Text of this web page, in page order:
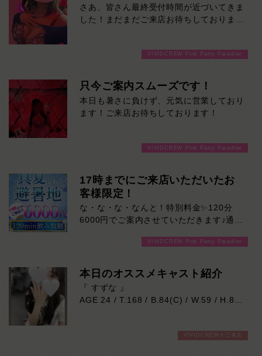
さあ、皆さん最終受付時間が近づいてきま
した！まだまだご来店お待ちしておりま
VIVIDCREW Pink Party Paradise
只今ご案内スムーズです！
本日も暑さに負けず、元気に営業しており
ます！ご来店お待ちしております！
VIVIDCREW Pink Party Paradise
17時までにご来店いただいたお
客様限定！
な・な・な・なんと！特別料金✨120分
6000円でご案内させていただきます♪通常
きます！是非ご来店お待ちしております！
VIVIDCREW Pink Party Paradise
本日のオススメキャスト紹介
『 すずな 』
AGE 24 / T.168 / B.84(C) / W.59 / H.86
VIVIDCREW十三本店